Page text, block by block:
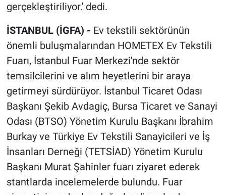
gerçekleştiriliyor.' dedi.
İSTANBUL (İGFA) - Ev tekstili sektörünün
önemli buluşmalarından HOMETEX Ev Tekstili
Fuarı, İstanbul Fuar Merkezi'nde sektör
temsilcilerini ve alım heyetlerini bir araya
getirmeyi sürdürüyor. İstanbul Ticaret Odası
Başkanı Şekib Avdagiç, Bursa Ticaret ve Sanayi
Odası (BTSO) Yönetim Kurulu Başkanı İbrahim
Burkay ve Türkiye Ev Tekstili Sanayicileri ve İş
İnsanları Derneği (TETSİAD) Yönetim Kurulu
Başkanı Murat Şahinler fuarı ziyaret ederek
stantlarda incelemelerde bulundu. Fuar